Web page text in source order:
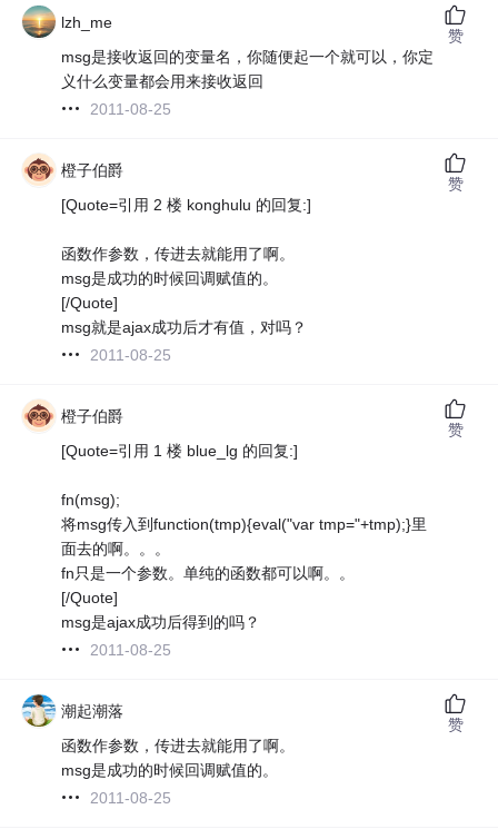
lzh_me
msg是接收返回的变量名，你随便起一个就可以，你定
义什么变量都会用来接收返回
2011-08-25
赞
橙子伯爵
[Quote=引用 2 楼 konghulu 的回复:]
函数作参数，传进去就能用了啊。
msg是成功的时候回调赋值的。
[/Quote]
msg就是ajax成功后才有值，对吗？
2011-08-25
赞
橙子伯爵
[Quote=引用 1 楼 blue_lg 的回复:]
fn(msg);
将msg传入到function(tmp){eval("var tmp="+tmp);}里
面去的啊。。。
fn只是一个参数。单纯的函数都可以啊。。
[/Quote]
msg是ajax成功后得到的吗？
2011-08-25
赞
潮起潮落
函数作参数，传进去就能用了啊。
msg是成功的时候回调赋值的。
2011-08-25
赞